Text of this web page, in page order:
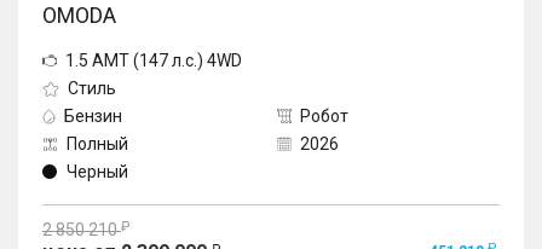
OMODA
1.5 AMT (147 л.с.) 4WD
Стиль
Бензин
Робот
Полный
2026
Черный
2 850 210